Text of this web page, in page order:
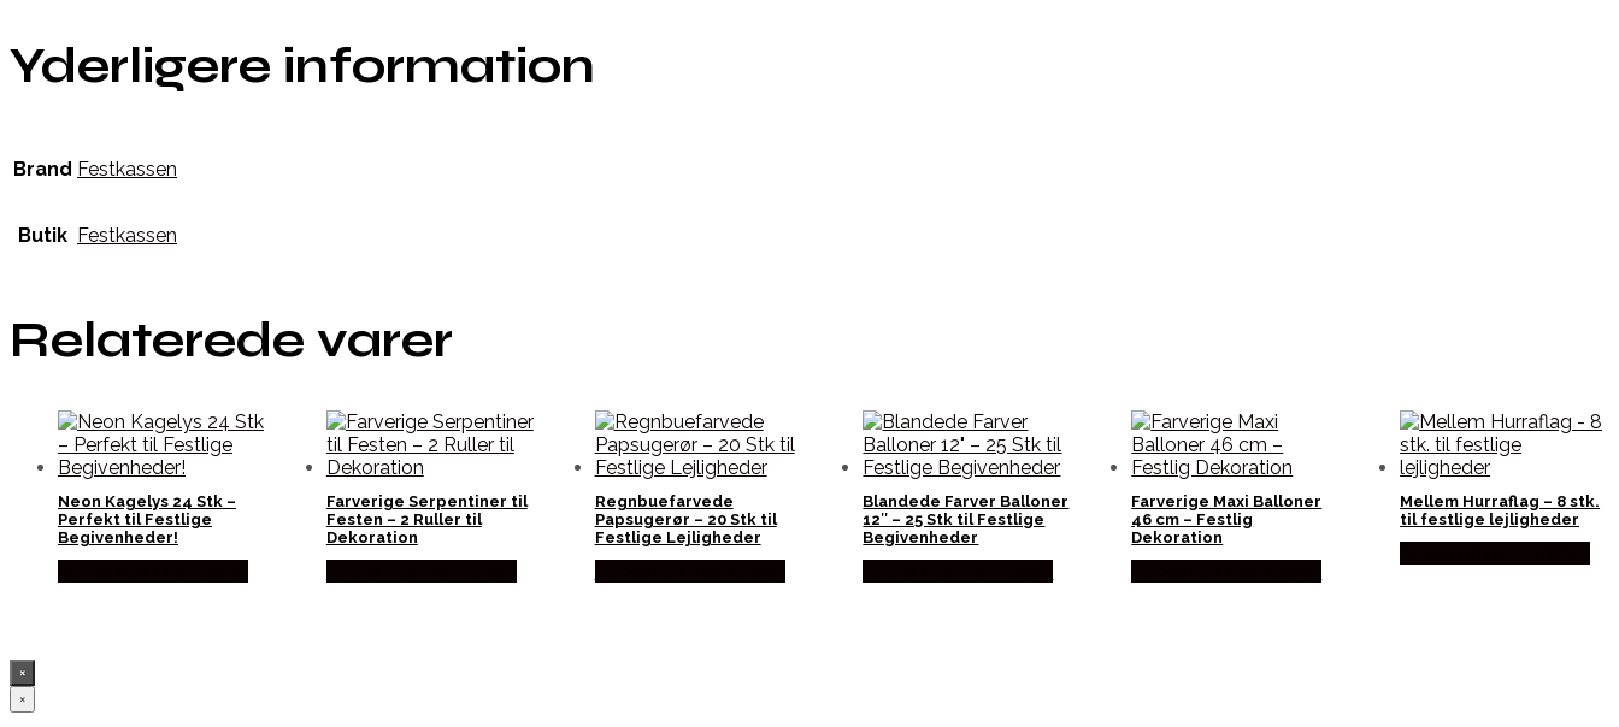
Yderligere information
Brand Festkassen
Butik Festkassen
Relaterede varer
Neon Kagelys 24 Stk –
Perfekt til Festlige
Begivenheder!
Farverige Serpentiner til
Festen – 2 Ruller til
Dekoration
Regnbuefarvede
Papsugerør – 20 Stk til
Festlige Lejligheder
Blandede Farver Balloner
12″ – 25 Stk til Festlige
Begivenheder
Farverige Maxi Balloner
46 cm – Festlig
Dekoration
Mellem Hurraflag – 8 stk.
til festlige lejligheder
×
×